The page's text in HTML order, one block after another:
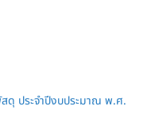
ดุ ประจำปีงบประมาณ พ.ศ.